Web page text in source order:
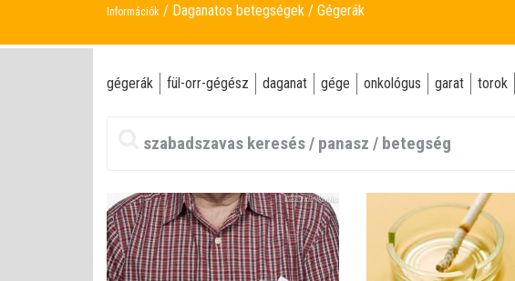
Információk Daganatos betegségek Gégerák
gégerák fül-orr-gégész daganat gége onkológus garat torok